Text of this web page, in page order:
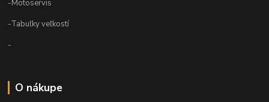
-Motoservis
-Tabuľky veľkostí
-
O nákupe